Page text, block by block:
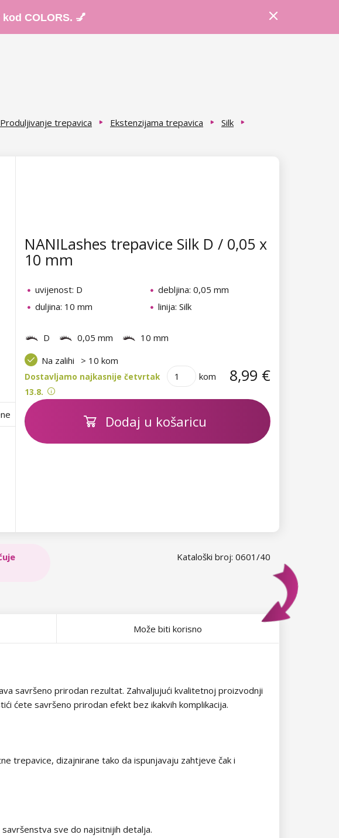
COLORS. 💅
Produljivanje trepavica Ekstenzijama trepavica
Silk
NANILashes trepavice Silk D / 0,05 x
10 mm
uvijenost: D
debljina: 0,05 mm
duljina: 10 mm
linija: Silk
D 0,05 mm
10 mm
Na zalihi
> 10 kom
Dostavljamo najkasnije četvrtak
13.8.
kom 8,99 €
Dodaj u košaricu
Kataloški broj: 0601/40
savršeno prirodan rezultat. Zahvaljujući kvalitetnoj proizvodnji
ćete savršeno prirodan efekt bez ikakvih komplikacija.
trepavice, dizajnirane tako da ispunjavaju zahtjeve čak i
sve do najsitnijih detalja.
Može biti korisno